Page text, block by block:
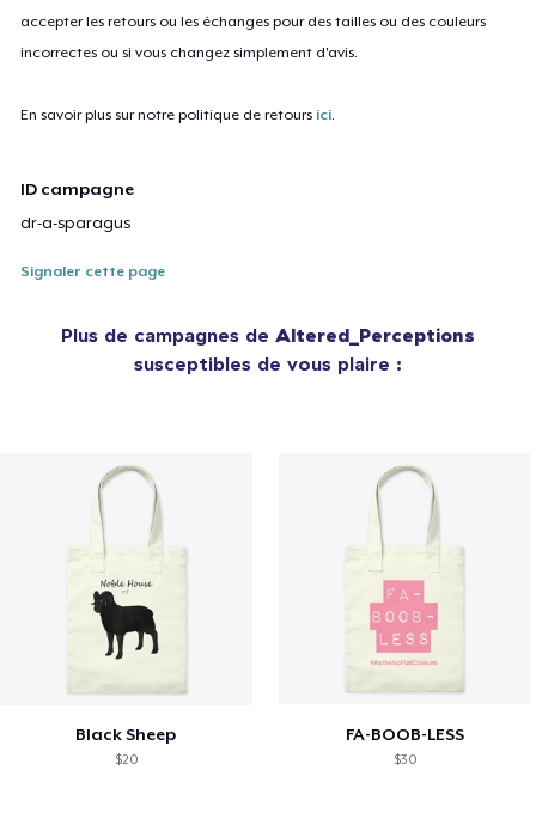
accepter les retours ou les échanges pour des tailles ou des couleurs
incorrectes ou si vous changez simplement d'avis.
En savoir plus sur notre politique de retours ici.
ID campagne
dr-a-sparagus
Signaler cette page
Plus de campagnes de Altered_Perceptions
susceptibles de vous plaire :
Black Sheep
$20
FA-BOOB-LESS
$30